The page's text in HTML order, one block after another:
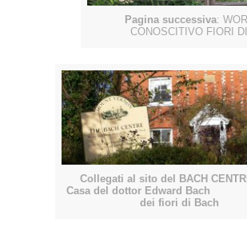
Pagina successiva:
CONOSCITIVO FIORI
Collegati al sito del BACH
Casa del dottor Edward
dei fiori di Bach